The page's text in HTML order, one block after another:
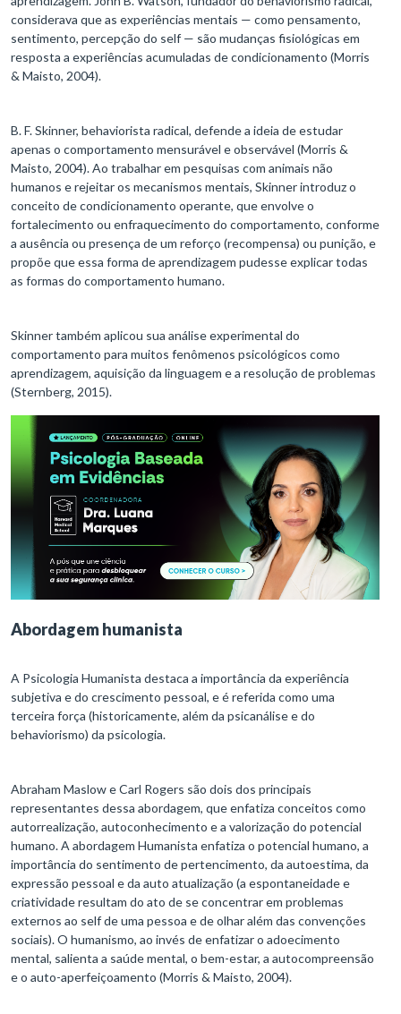
considerava que as experiências mentais — como pensamento,
sentimento, percepção do self — são mudanças fisiológicas em
resposta a experiências acumuladas de condicionamento (Morris
& Maisto, 2004).
B. F. Skinner, behaviorista radical, defende a ideia de estudar
apenas o comportamento mensurável e observável (Morris &
Maisto, 2004). Ao trabalhar em pesquisas com animais não
humanos e rejeitar os mecanismos mentais, Skinner introduz o
conceito de condicionamento operante, que envolve o
fortalecimento ou enfraquecimento do comportamento, conforme
a ausência ou presença de um reforço (recompensa) ou punição, e
propõe que essa forma de aprendizagem pudesse explicar todas
as formas do comportamento humano.
Skinner também aplicou sua análise experimental do
comportamento para muitos fenômenos psicológicos como
aprendizagem, aquisição da linguagem e a resolução de problemas
(Sternberg, 2015).
Abordagem humanista
A Psicologia Humanista destaca a importância da experiência
subjetiva e do crescimento pessoal, e é referida como uma
terceira força (historicamente, além da psicanálise e do
behaviorismo) da psicologia.
Abraham Maslow e Carl Rogers são dois dos principais
representantes dessa abordagem, que enfatiza conceitos como
autorrealização, autoconhecimento e a valorização do potencial
humano. A abordagem Humanista enfatiza o potencial humano, a
importância do sentimento de pertencimento, da autoestima, da
expressão pessoal e da auto atualização (a espontaneidade e
criatividade resultam do ato de se concentrar em problemas
externos ao self de uma pessoa e de olhar além das convenções
sociais). O humanismo, ao invés de enfatizar o adoecimento
mental, salienta a saúde mental, o bem-estar, a autocompreensão
e o auto-aperfeiçoamento (Morris & Maisto, 2004).